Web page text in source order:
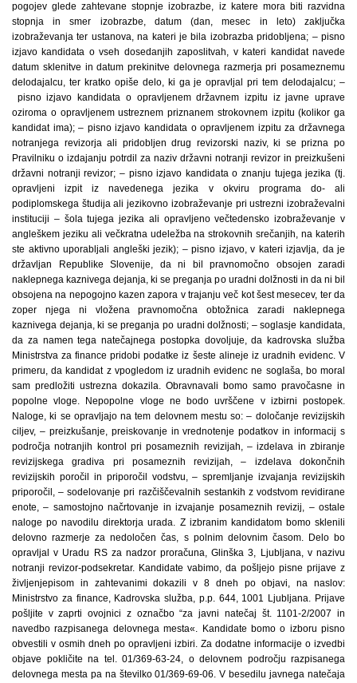
pogojev glede zahtevane stopnje izobrazbe, iz katere mora biti razvidna
stopnja in smer izobrazbe, datum (dan, mesec in leto) zaključka
izobraževanja ter ustanova, na kateri je bila izobrazba pridobljena; – pisno
izjavo kandidata o vseh dosedanjih zaposlitvah, v kateri kandidat navede
datum sklenitve in datum prekinitve delovnega razmerja pri posameznemu
delodajalcu, ter kratko opiše delo, ki ga je opravljal pri tem delodajalcu; –
pisno izjavo kandidata o opravljenem državnem izpitu iz javne uprave
oziroma o opravljenem ustreznem priznanem strokovnem izpitu (kolikor ga
kandidat ima); – pisno izjavo kandidata o opravljenem izpitu za državnega
notranjega revizorja ali pridobljen drug revizorski naziv, ki se prizna po
Pravilniku o izdajanju potrdil za naziv državni notranji revizor in preizkušeni
državni notranji revizor; – pisno izjavo kandidata o znanju tujega jezika (tj.
opravljeni izpit iz navedenega jezika v okviru programa do- ali
podiplomskega študija ali jezikovno izobraževanje pri ustrezni izobraževalni
instituciji – šola tujega jezika ali opravljeno večtedensko izobraževanje v
angleškem jeziku ali večkratna udeležba na strokovnih srečanjih, na katerih
ste aktivno uporabljali angleški jezik); – pisno izjavo, v kateri izjavlja, da je
državljan Republike Slovenije, da ni bil pravnomočno obsojen zaradi
naklepnega kaznivega dejanja, ki se preganja po uradni dolžnosti in da ni bil
obsojena na nepogojno kazen zapora v trajanju več kot šest mesecev, ter da
zoper njega ni vložena pravnomočna obtožnica zaradi naklepnega
kaznivega dejanja, ki se preganja po uradni dolžnosti; – soglasje kandidata,
da za namen tega natečajnega postopka dovoljuje, da kadrovska služba
Ministrstva za finance pridobi podatke iz šeste alineje iz uradnih evidenc. V
primeru, da kandidat z vpogledom iz uradnih evidenc ne soglaša, bo moral
sam predložiti ustrezna dokazila. Obravnavali bomo samo pravočasne in
popolne vloge. Nepopolne vloge ne bodo uvrščene v izbirni postopek.
Naloge, ki se opravljajo na tem delovnem mestu so: – določanje revizijskih
ciljev, – preizkušanje, preiskovanje in vrednotenje podatkov in informacij s
področja notranjih kontrol pri posameznih revizijah, – izdelava in zbiranje
revizijskega gradiva pri posameznih revizijah, – izdelava dokončnih
revizijskih poročil in priporočil vodstvu, – spremljanje izvajanja revizijskih
priporočil, – sodelovanje pri razčiščevalnih sestankih z vodstvom revidirane
enote, – samostojno načrtovanje in izvajanje posameznih revizij, – ostale
naloge po navodilu direktorja urada. Z izbranim kandidatom bomo sklenili
delovno razmerje za nedoločen čas, s polnim delovnim časom. Delo bo
opravljal v Uradu RS za nadzor proračuna, Glinška 3, Ljubljana, v nazivu
notranji revizor-podsekretar. Kandidate vabimo, da pošljejo pisne prijave z
življenjepisom in zahtevanimi dokazili v 8 dneh po objavi, na naslov:
Ministrstvo za finance, Kadrovska služba, p.p. 644, 1001 Ljubljana. Prijave
pošljite v zaprti ovojnici z označbo “za javni natečaj št. 1101-2/2007 in
navedbo razpisanega delovnega mesta«. Kandidate bomo o izboru pisno
obvestili v osmih dneh po opravljeni izbiri. Za dodatne informacije o izvedbi
objave pokličite na tel. 01/369-63-24, o delovnem področju razpisanega
delovnega mesta pa na številko 01/369-69-06. V besedilu javnega natečaja